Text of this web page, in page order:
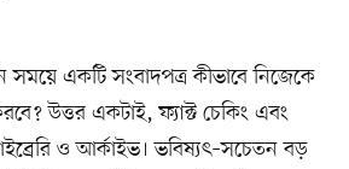
সময়ে একটি সংবাদপত্র কীভাবে নিজেকে
উত্তর একটাই, ফ্যাক্ট চেকিং এবং
ও আর্কাইভ। ভবিষ্যৎ–সচেতন বড়